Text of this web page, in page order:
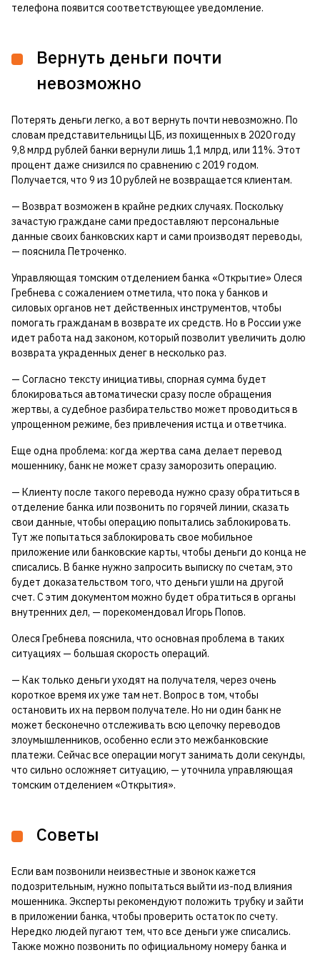
телефона появится соответствующее уведомление.
Вернуть деньги почти
невозможно
Потерять деньги легко, а вот вернуть почти невозможно. По
словам представительницы ЦБ, из похищенных в 2020 году
9,8 млрд рублей банки вернули лишь 1,1 млрд, или 11%. Этот
процент даже снизился по сравнению с 2019 годом.
Получается, что 9 из 10 рублей не возвращается клиентам.
— Возврат возможен в крайне редких случаях. Поскольку
зачастую граждане сами предоставляют персональные
данные своих банковских карт и сами производят переводы,
— пояснила Петроченко.
Управляющая томским отделением банка «Открытие» Олеся
Гребнева с сожалением отметила, что пока у банков и
силовых органов нет действенных инструментов, чтобы
помогать гражданам в возврате их средств. Но в России уже
идет работа над законом, который позволит увеличить долю
возврата украденных денег в несколько раз.
— Согласно тексту инициативы, спорная сумма будет
блокироваться автоматически сразу после обращения
жертвы, а судебное разбирательство может проводиться в
упрощенном режиме, без привлечения истца и ответчика.
Еще одна проблема: когда жертва сама делает перевод
мошеннику, банк не может сразу заморозить операцию.
— Клиенту после такого перевода нужно сразу обратиться в
отделение банка или позвонить по горячей линии, сказать
свои данные, чтобы операцию попытались заблокировать.
Тут же попытаться заблокировать свое мобильное
приложение или банковские карты, чтобы деньги до конца не
списались. В банке нужно запросить выписку по счетам, это
будет доказательством того, что деньги ушли на другой
счет. С этим документом можно будет обратиться в органы
внутренних дел, — порекомендовал Игорь Попов.
Олеся Гребнева пояснила, что основная проблема в таких
ситуациях — большая скорость операций.
— Как только деньги уходят на получателя, через очень
короткое время их уже там нет. Вопрос в том, чтобы
остановить их на первом получателе. Но ни один банк не
может бесконечно отслеживать всю цепочку переводов
злоумышленников, особенно если это межбанковские
платежи. Сейчас все операции могут занимать доли секунды,
что сильно осложняет ситуацию, — уточнила управляющая
томским отделением «Открытия».
Советы
Если вам позвонили неизвестные и звонок кажется
подозрительным, нужно попытаться выйти из-под влияния
мошенника. Эксперты рекомендуют положить трубку и зайти
в приложении банка, чтобы проверить остаток по счету.
Нередко людей пугают тем, что все деньги уже списались.
Также можно позвонить по официальному номеру банка и